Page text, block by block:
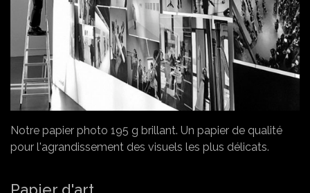
Notre papier photo 195 g brillant. Un papier de qualité
pour l'agrandissement des visuels les plus délicats.
Papier d'art